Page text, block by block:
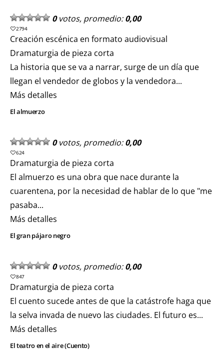
0votos, promedio:0,00
2794
Creación escénica en formato audiovisual
Dramaturgia de pieza corta
La historia que se va a narrar, surge de un día que
llegan el vendedor de globos y la vendedora...
Más detalles
El almuerzo
0votos, promedio:0,00
624
Dramaturgia de pieza corta
El almuerzo es una obra que nace durante la
cuarentena, por la necesidad de hablar de lo que "me
pasaba...
Más detalles
El gran pájaro negro
0votos, promedio:0,00
847
Dramaturgia de pieza corta
El cuento sucede antes de que la catástrofe haga que
la selva invada de nuevo las ciudades. El futuro es...
Más detalles
El teatro en el aire (Cuento)